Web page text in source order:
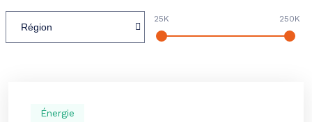
Salaire
Salaire
minimum
Salaire
maximum
Énergie